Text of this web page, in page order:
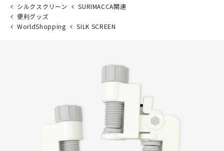
シルクスクリーン
SURIMACCA関連
便利グッズ
WorldShopping
SILK SCREEN